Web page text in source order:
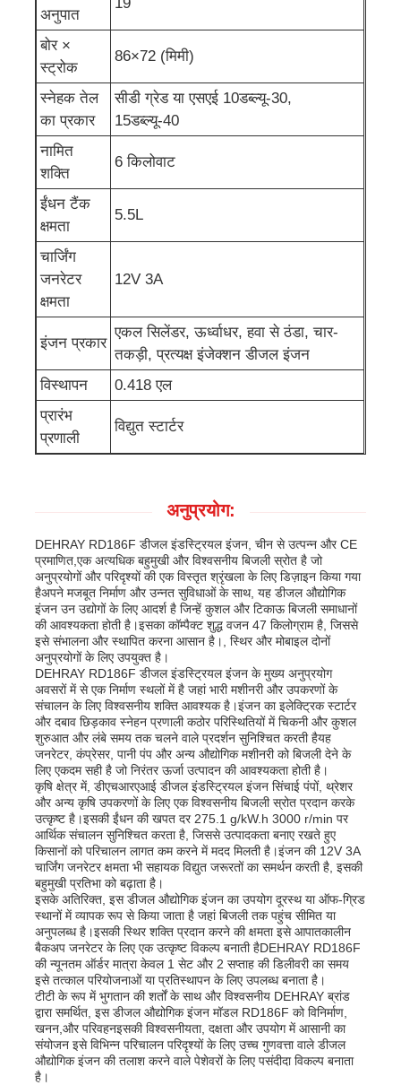
ध्वनिरोधी जनरेटर सेट
गृह उपयोग जनरेटर
चंदवा जनरेटर सेट
कम शोर जनरेटर
जनरेटर रखरखाव
वेल्डिंग जेनरेटर सेट
डीजल इंजन जनरेटर
अपशिष्ट जल पंप
अनुपात
बोर ×
स्ट्रोक
86×72 (मिमी)
स्नेहक तेल
का प्रकार
सीडी ग्रेड या एसएई 10डब्ल्यू-30,
15डब्ल्यू-40
नामित
शक्ति
6 किलोवाट
ईंधन टैंक
क्षमता
5.5L
चार्जिंग
जनरेटर
क्षमता
12V 3A
इंजन प्रकार
एकल सिलेंडर, ऊर्ध्वाधर, हवा से ठंडा, चार-
तकड़ी, प्रत्यक्ष इंजेक्शन डीजल इंजन
विस्थापन
0.418 एल
प्रारंभ
प्रणाली
विद्युत स्टार्टर
अनुप्रयोग:
DEHRAY RD186F डीजल इंडस्ट्रियल इंजन, चीन से उत्पन्न और CE
प्रमाणित,एक अत्यधिक बहुमुखी और विश्वसनीय बिजली स्रोत है जो
अनुप्रयोगों और परिदृश्यों की एक विस्तृत श्रृंखला के लिए डिज़ाइन किया गया
हैअपने मजबूत निर्माण और उन्नत सुविधाओं के साथ, यह डीजल औद्योगिक
इंजन उन उद्योगों के लिए आदर्श है जिन्हें कुशल और टिकाऊ बिजली समाधानों
की आवश्यकता होती है।इसका कॉम्पैक्ट शुद्ध वजन 47 किलोग्राम है, जिससे
इसे संभालना और स्थापित करना आसान है।, स्थिर और मोबाइल दोनों
अनुप्रयोगों के लिए उपयुक्त है।
DEHRAY RD186F डीजल इंडस्ट्रियल इंजन के मुख्य अनुप्रयोग
अवसरों में से एक निर्माण स्थलों में है जहां भारी मशीनरी और उपकरणों के
संचालन के लिए विश्वसनीय शक्ति आवश्यक है।इंजन का इलेक्ट्रिक स्टार्टर
और दबाव छिड़काव स्नेहन प्रणाली कठोर परिस्थितियों में चिकनी और कुशल
शुरुआत और लंबे समय तक चलने वाले प्रदर्शन सुनिश्चित करती हैयह
जनरेटर, कंप्रेसर, पानी पंप और अन्य औद्योगिक मशीनरी को बिजली देने के
लिए एकदम सही है जो निरंतर ऊर्जा उत्पादन की आवश्यकता होती है।
कृषि क्षेत्र में, डीएचआरएआई डीजल इंडस्ट्रियल इंजन सिंचाई पंपों, थ्रेशर
और अन्य कृषि उपकरणों के लिए एक विश्वसनीय बिजली स्रोत प्रदान करके
उत्कृष्ट है।इसकी ईंधन की खपत दर 275.1 g/kW.h 3000 r/min पर
आर्थिक संचालन सुनिश्चित करता है, जिससे उत्पादकता बनाए रखते हुए
किसानों को परिचालन लागत कम करने में मदद मिलती है।इंजन की 12V 3A
चार्जिंग जनरेटर क्षमता भी सहायक विद्युत जरूरतों का समर्थन करती है, इसकी
बहुमुखी प्रतिभा को बढ़ाता है।
इसके अतिरिक्त, इस डीजल औद्योगिक इंजन का उपयोग दूरस्थ या ऑफ-ग्रिड
स्थानों में व्यापक रूप से किया जाता है जहां बिजली तक पहुंच सीमित या
अनुपलब्ध है।इसकी स्थिर शक्ति प्रदान करने की क्षमता इसे आपातकालीन
बैकअप जनरेटर के लिए एक उत्कृष्ट विकल्प बनाती हैDEHRAY RD186F
की न्यूनतम ऑर्डर मात्रा केवल 1 सेट और 2 सप्ताह की डिलीवरी का समय
इसे तत्काल परियोजनाओं या प्रतिस्थापन के लिए उपलब्ध बनाता है।
टीटी के रूप में भुगतान की शर्तों के साथ और विश्वसनीय DEHRAY ब्रांड
द्वारा समर्थित, इस डीजल औद्योगिक इंजन मॉडल RD186F को विनिर्माण,
खनन,और परिवहनइसकी विश्वसनीयता, दक्षता और उपयोग में आसानी का
संयोजन इसे विभिन्न परिचालन परिदृश्यों के लिए उच्च गुणवत्ता वाले डीजल
औद्योगिक इंजन की तलाश करने वाले पेशेवरों के लिए पसंदीदा विकल्प बनाता
है।